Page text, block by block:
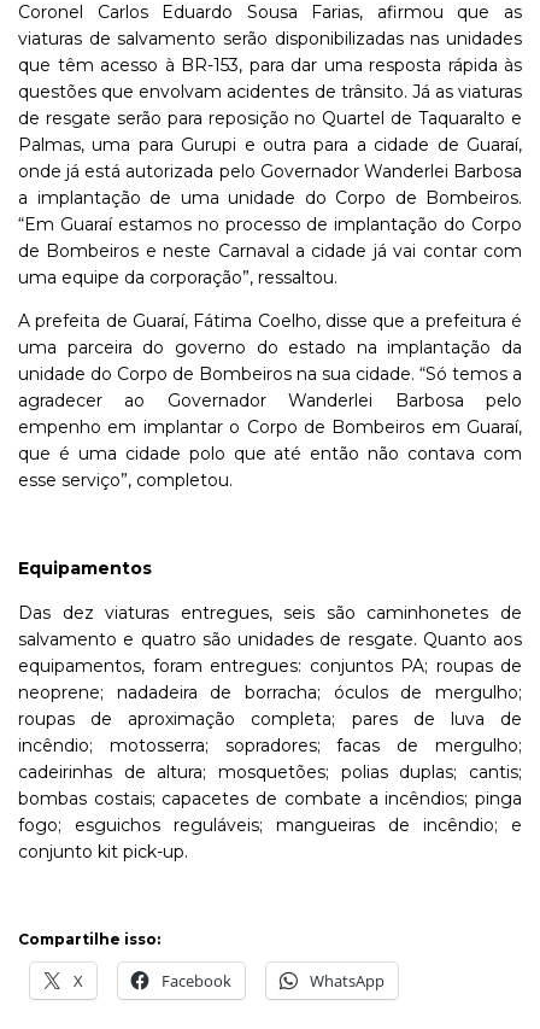
Coronel Carlos Eduardo Sousa Farias, afirmou que as
viaturas de salvamento serão disponibilizadas nas unidades
que têm acesso à BR-153, para dar uma resposta rápida às
questões que envolvam acidentes de trânsito. Já as viaturas
de resgate serão para reposição no Quartel de Taquaralto e
Palmas, uma para Gurupi e outra para a cidade de Guaraí,
onde já está autorizada pelo Governador Wanderlei Barbosa
a implantação de uma unidade do Corpo de Bombeiros.
“Em Guaraí estamos no processo de implantação do Corpo
de Bombeiros e neste Carnaval a cidade já vai contar com
uma equipe da corporação”, ressaltou.
A prefeita de Guaraí, Fátima Coelho, disse que a prefeitura é
uma parceira do governo do estado na implantação da
unidade do Corpo de Bombeiros na sua cidade. “Só temos a
agradecer ao Governador Wanderlei Barbosa pelo
empenho em implantar o Corpo de Bombeiros em Guaraí,
que é uma cidade polo que até então não contava com
esse serviço”, completou.
Equipamentos
Das dez viaturas entregues, seis são caminhonetes de
salvamento e quatro são unidades de resgate. Quanto aos
equipamentos, foram entregues: conjuntos PA; roupas de
neoprene; nadadeira de borracha; óculos de mergulho;
roupas de aproximação completa; pares de luva de
incêndio; motosserra; sopradores; facas de mergulho;
cadeirinhas de altura; mosquetões; polias duplas; cantis;
bombas costais; capacetes de combate a incêndios; pinga
fogo; esguichos reguláveis; mangueiras de incêndio; e
conjunto kit pick-up.
Compartilhe isso:
X Facebook WhatsApp